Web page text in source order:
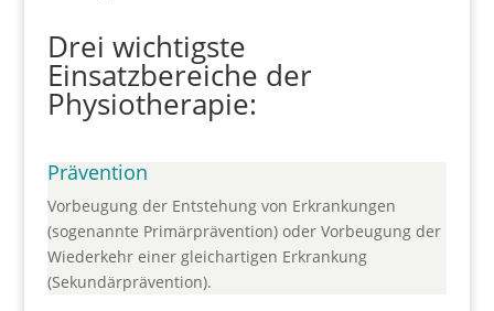
Drei wichtigste
Einsatzbereiche der
Physiotherapie:
Prävention
Vorbeugung der Entstehung von Erkrankungen
(sogenannte Primärprävention) oder Vorbeugung der
Wiederkehr einer gleichartigen Erkrankung
(Sekundärprävention).